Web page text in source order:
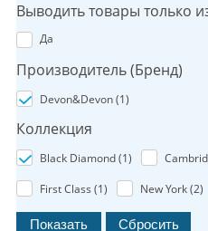
Выводить товары только
Да
Производитель (Бренд)
Devon&Devon (1)
Коллекция
Black Diamond (1)
First Class (1) New York (2)